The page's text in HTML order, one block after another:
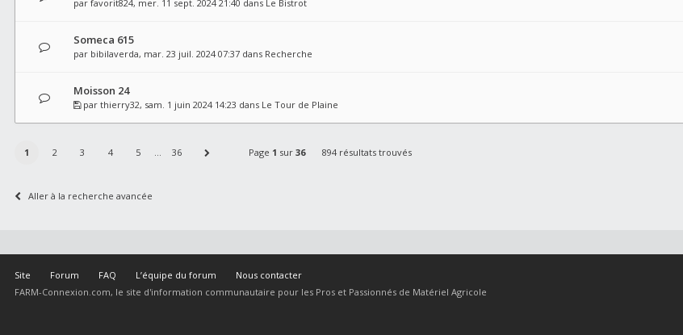
par favorit824, mer. 11 sept. 2024 21:40 dans Le Bistrot
Someca 615
par bibilaverda, mar. 23 juil. 2024 07:37 dans Recherche
Moisson 24
par thierry32, sam. 1 juin 2024 14:23 dans Le Tour de Plaine
1 2 3 4 5 … 36 Page 1 sur 36 894 résultats trouvés
Aller à la recherche avancée
Site Forum FAQ L’équipe du forum Nous contacter
FARM-Connexion.com, le site d'information communautaire pour les Pros et Passionnés de Matériel Agricole